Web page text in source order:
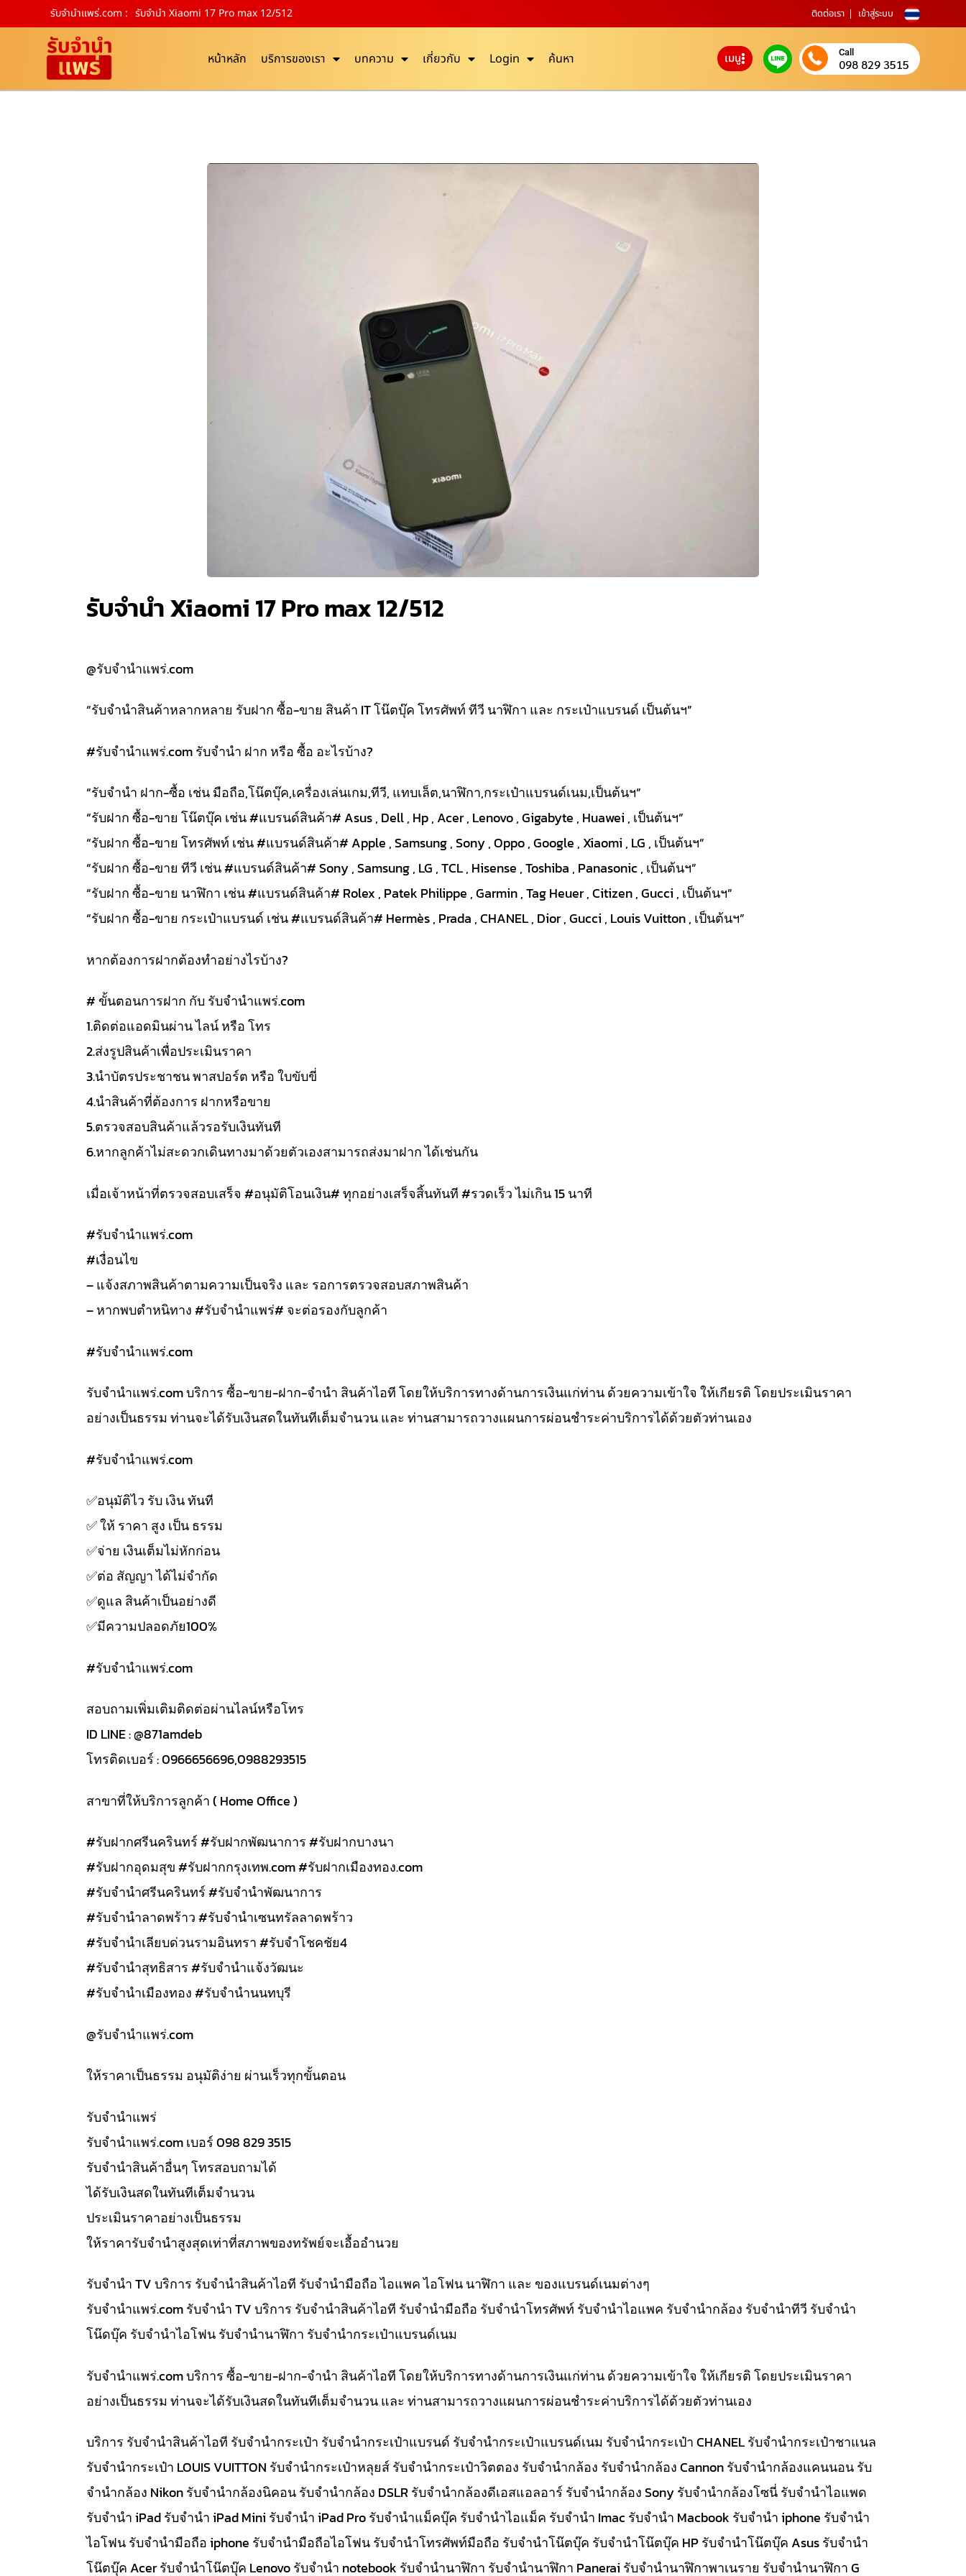
รับจํานําแพร่.com : รับจำนำ Xiaomi 17 Pro max 12/512 ติดต่อเรา เข้าสู่ระบบ
หน้าหลัก บริการของเรา บทความ เกี่ยวกับ Login ค้นหา เมนู Call
098 829 3515
รับจำนำ Xiaomi 17 Pro max 12/512
@รับจำนำแพร่.com
“รับจำนำสินค้าหลากหลาย รับฝาก ซื้อ-ขาย สินค้า IT โน๊ตบุ๊ค โทรศัพท์ ทีวี นาฬิกา และ กระเป๋าแบรนด์ เป็นต้นฯ”
#รับจํานําแพร่.com รับจำนำ ฝาก หรือ ซื้อ อะไรบ้าง?
“รับจำนำ ฝาก-ซื้อ เช่น มือถือ,โน๊ตบุ๊ค,เครื่องเล่นเกม,ทีวี, แทบเล็ต,นาฬิกา,กระเป๋าแบรนด์เนม,เป็นต้นฯ”
“รับฝาก ซื้อ-ขาย โน๊ตบุ๊ค เช่น #แบรนด์สินค้า# Asus , Dell , Hp , Acer , Lenovo , Gigabyte , Huawei , เป็นต้นฯ”
“รับฝาก ซื้อ-ขาย โทรศัพท์ เช่น #แบรนด์สินค้า# Apple , Samsung , Sony , Oppo , Google , Xiaomi , LG , เป็นต้นฯ”
“รับฝาก ซื้อ-ขาย ทีวี เช่น #แบรนด์สินค้า# Sony , Samsung , LG , TCL , Hisense , Toshiba , Panasonic , เป็นต้นฯ”
“รับฝาก ซื้อ-ขาย นาฬิกา เช่น #แบรนด์สินค้า# Rolex , Patek Philippe , Garmin , Tag Heuer , Citizen , Gucci , เป็นต้นฯ”
“รับฝาก ซื้อ-ขาย กระเป๋าแบรนด์ เช่น #แบรนด์สินค้า# Hermès , Prada , CHANEL , Dior , Gucci , Louis Vuitton , เป็นต้นฯ”
หากต้องการฝากต้องทำอย่างไรบ้าง?
# ขั้นตอนการฝาก กับ รับจำนำแพร่.com
1.ติดต่อแอดมินผ่าน ไลน์ หรือ โทร
2.ส่งรูปสินค้าเพื่อประเมินราคา
3.นำบัตรประชาชน พาสปอร์ต หรือ ใบขับขี่
4.นำสินค้าที่ต้องการ ฝากหรือขาย
5.ตรวจสอบสินค้าแล้วรอรับเงินทันที
6.หากลูกค้าไม่สะดวกเดินทางมาด้วยตัวเองสามารถส่งมาฝาก ได้เช่นกัน
เมื่อเจ้าหน้าที่ตรวจสอบเสร็จ #อนุมัติโอนเงิน# ทุกอย่างเสร็จสิ้นทันที #รวดเร็ว ไม่เกิน 15 นาที
#รับจํานําแพร่.com
#เงื่อนไข
– แจ้งสภาพสินค้าตามความเป็นจริง และ รอการตรวจสอบสภาพสินค้า
– หากพบตำหนิทาง #รับจำนำแพร่# จะต่อรองกับลูกค้า
#รับจํานําแพร่.com
รับจํานําแพร่.com บริการ ซื้อ-ขาย-ฝาก-จำนำ สินค้าไอที โดยให้บริการทางด้านการเงินแก่ท่าน ด้วยความเข้าใจ ให้เกียรติ โดยประเมินราคา
อย่างเป็นธรรม ท่านจะได้รับเงินสดในทันทีเต็มจำนวน และ ท่านสามารถวางแผนการผ่อนชำระค่าบริการได้ด้วยตัวท่านเอง
#รับจํานําแพร่.com
✅️อนุมัติไว รับ เงิน ทันที
✅️ ให้ ราคา สูง เป็น ธรรม
✅️จ่าย เงินเต็มไม่หักก่อน
✅️ต่อ สัญญา ได้ไม่จำกัด
✅️ดูแล สินค้าเป็นอย่างดี
✅️มีความปลอดภัย100%
#รับจํานําแพร่.com
สอบถามเพิ่มเติมติดต่อผ่านไลน์หรือโทร
ID LINE : @871amdeb
โทรติดเบอร์ : 0966656696,0988293515
สาขาที่ให้บริการลูกค้า ( Home Office )
#รับฝากศรีนครินทร์ #รับฝากพัฒนาการ #รับฝากบางนา
#รับฝากอุดมสุข #รับฝากกรุงเทพ.com #รับฝากเมืองทอง.com
#รับจำนำศรีนครินทร์ #รับจำนำพัฒนาการ
#รับจำนำลาดพร้าว #รับจำนำเซนทรัลลาดพร้าว
#รับจำนำเลียบด่วนรามอินทรา #รับจำโชคชัย4
#รับจำนำสุทธิสาร #รับจำนำแจ้งวัฒนะ
#รับจำนำเมืองทอง #รับจำนำนนทบุรี
@รับจํานําแพร่.com
ให้ราคาเป็นธรรม อนุมัติง่าย ผ่านเร็วทุกขั้นตอน
รับจํานำแพร่
รับจํานําแพร่.com เบอร์ 098 829 3515
รับจำนำสินค้าอื่นๆ โทรสอบถามได้
ได้รับเงินสดในทันทีเต็มจำนวน
ประเมินราคาอย่างเป็นธรรม
ให้ราคารับจำนำสูงสุดเท่าที่สภาพของทรัพย์จะเอื้ออำนวย
รับจำนำ TV บริการ รับจำนำสินค้าไอที รับจำนำมือถือ ไอแพค ไอโฟน นาฬิกา และ ของแบรนด์เนมต่างๆ
รับจํานําแพร่.com รับจำนำ TV บริการ รับจำนำสินค้าไอที รับจำนำมือถือ รับจำนำโทรศัพท์ รับจำนำไอแพค รับจำนำกล้อง รับจำนำทีวี รับจำนำ
โน๊ดบุ๊ค รับจำนำไอโฟน รับจำนำนาฬิกา รับจำนำกระเป๋าแบรนด์เนม
รับจํานําแพร่.com บริการ ซื้อ-ขาย-ฝาก-จำนำ สินค้าไอที โดยให้บริการทางด้านการเงินแก่ท่าน ด้วยความเข้าใจ ให้เกียรติ โดยประเมินราคา
อย่างเป็นธรรม ท่านจะได้รับเงินสดในทันทีเต็มจำนวน และ ท่านสามารถวางแผนการผ่อนชำระค่าบริการได้ด้วยตัวท่านเอง
บริการ รับจำนำสินค้าไอที รับจำนำกระเป๋า รับจำนำกระเป๋าแบรนด์ รับจำนำกระเป๋าแบรนด์เนม รับจำนำกระเป๋า CHANEL รับจำนำกระเป๋าชาแนล
รับจำนำกระเป๋า LOUIS VUITTON รับจำนำกระเป๋าหลุยส์ รับจำนำกระเป๋าวิตตอง รับจำนำกล้อง รับจำนำกล้อง Cannon รับจำนำกล้องแคนนอน รับ
จำนำกล้อง Nikon รับจำนำกล้องนิคอน รับจำนำกล้อง DSLR รับจำนำกล้องดีเอสแอลอาร์ รับจำนำกล้อง Sony รับจำนำกล้องโซนี่ รับจำนำไอแพด
รับจำนำ iPad รับจำนำ iPad Mini รับจำนำ iPad Pro รับจำนำแม็คบุ๊ค รับจำนำไอแม็ค รับจำนำ Imac รับจำนำ Macbook รับจำนำ iphone รับจำนำ
ไอโฟน รับจำนำมือถือ iphone รับจำนำมือถือไอโฟน รับจำนำโทรศัพท์มือถือ รับจำนำโน๊ตบุ๊ค รับจำนำโน๊ตบุ๊ค HP รับจำนำโน๊ตบุ๊ค Asus รับจำนำ
โน๊ตบุ๊ค Acer รับจำนำโน๊ตบุ๊ค Lenovo รับจำนำ notebook รับจำนำนาฬิกา รับจำนำนาฬิกา Panerai รับจำนำนาฬิกาพาเนราย รับจำนำนาฬิกา G